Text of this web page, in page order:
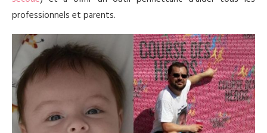
professionnels et parents.